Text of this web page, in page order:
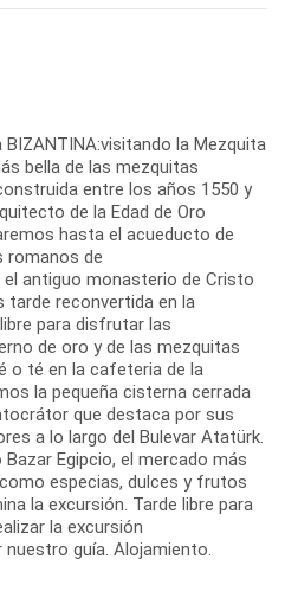
la Mezquita
bella de las mezquitas
entre los años 1550 y
de la Edad de Oro
hasta el acueducto de
romanos de
antiguo monasterio de Cristo
tarde reconvertida en la
para disfrutar las
de oro y de las mezquitas
o té en la cafeteria de la
la pequeña cisterna cerrada
que destaca por sus
a lo largo del Bulevar Atatürk.
Egipcio, el mercado más
especias, dulces y frutos
la excursión. Tarde libre para
la excursión
guía. Alojamiento.